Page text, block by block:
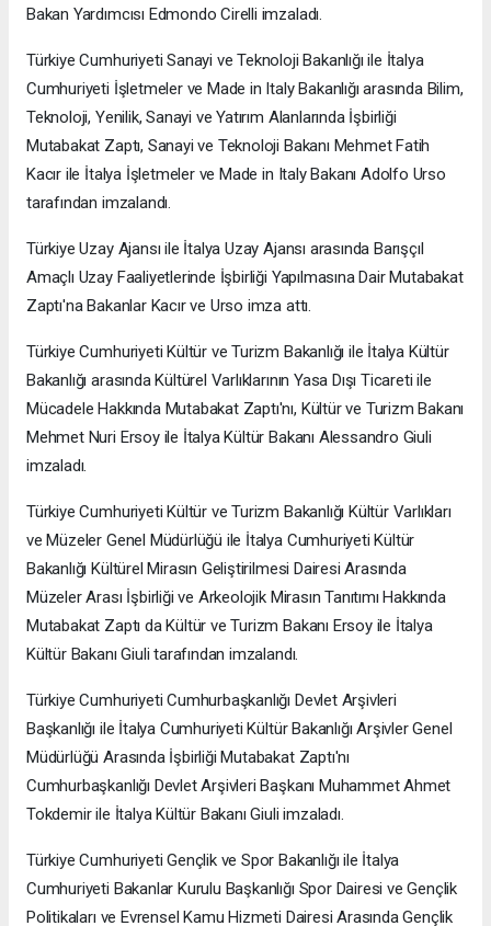
Bakan Yardımcısı Edmondo Cirelli imzaladı.
Türkiye Cumhuriyeti Sanayi ve Teknoloji Bakanlığı ile İtalya
Cumhuriyeti İşletmeler ve Made in Italy Bakanlığı arasında Bilim,
Teknoloji, Yenilik, Sanayi ve Yatırım Alanlarında İşbirliği
Mutabakat Zaptı, Sanayi ve Teknoloji Bakanı Mehmet Fatih
Kacır ile İtalya İşletmeler ve Made in Italy Bakanı Adolfo Urso
tarafından imzalandı.
Türkiye Uzay Ajansı ile İtalya Uzay Ajansı arasında Barışçıl
Amaçlı Uzay Faaliyetlerinde İşbirliği Yapılmasına Dair Mutabakat
Zaptı'na Bakanlar Kacır ve Urso imza attı.
Türkiye Cumhuriyeti Kültür ve Turizm Bakanlığı ile İtalya Kültür
Bakanlığı arasında Kültürel Varlıklarının Yasa Dışı Ticareti ile
Mücadele Hakkında Mutabakat Zaptı'nı, Kültür ve Turizm Bakanı
Mehmet Nuri Ersoy ile İtalya Kültür Bakanı Alessandro Giuli
imzaladı.
Türkiye Cumhuriyeti Kültür ve Turizm Bakanlığı Kültür Varlıkları
ve Müzeler Genel Müdürlüğü ile İtalya Cumhuriyeti Kültür
Bakanlığı Kültürel Mirasın Geliştirilmesi Dairesi Arasında
Müzeler Arası İşbirliği ve Arkeolojik Mirasın Tanıtımı Hakkında
Mutabakat Zaptı da Kültür ve Turizm Bakanı Ersoy ile İtalya
Kültür Bakanı Giuli tarafından imzalandı.
Türkiye Cumhuriyeti Cumhurbaşkanlığı Devlet Arşivleri
Başkanlığı ile İtalya Cumhuriyeti Kültür Bakanlığı Arşivler Genel
Müdürlüğü Arasında İşbirliği Mutabakat Zaptı'nı
Cumhurbaşkanlığı Devlet Arşivleri Başkanı Muhammet Ahmet
Tokdemir ile İtalya Kültür Bakanı Giuli imzaladı.
Türkiye Cumhuriyeti Gençlik ve Spor Bakanlığı ile İtalya
Cumhuriyeti Bakanlar Kurulu Başkanlığı Spor Dairesi ve Gençlik
Politikaları ve Evrensel Kamu Hizmeti Dairesi Arasında Gençlik